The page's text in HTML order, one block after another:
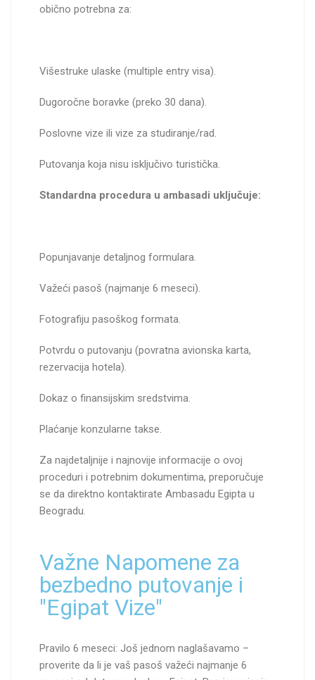
obično potrebna za:
Višestruke ulaske (multiple entry visa).
Dugoročne boravke (preko 30 dana).
Poslovne vize ili vize za studiranje/rad.
Putovanja koja nisu isključivo turistička.
Standardna procedura u ambasadi uključuje:
Popunjavanje detaljnog formulara.
Važeći pasoš (najmanje 6 meseci).
Fotografiju pasoškog formata.
Potvrdu o putovanju (povratna avionska karta,
rezervacija hotela).
Dokaz o finansijskim sredstvima.
Plaćanje konzularne takse.
Za najdetaljnije i najnovije informacije o ovoj
proceduri i potrebnim dokumentima, preporučuje
se da direktno kontaktirate Ambasadu Egipta u
Beogradu.
Važne Napomene za
bezbedno putovanje i
"Egipat Vize"
Pravilo 6 meseci: Još jednom naglašavamo –
proverite da li je vaš pasoš važeći najmanje 6